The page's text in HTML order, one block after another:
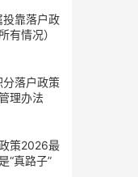
靠落户政
有情况）
落户政策
理办法
策2026最
“真路子”